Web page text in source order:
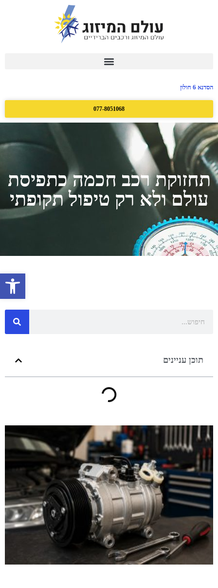
הסדנא 6 חולון
077-8051068
תחזוקת רכב חכמה כתפיסת
עולם ולא רק טיפול תקופתי
תוכן עניינים